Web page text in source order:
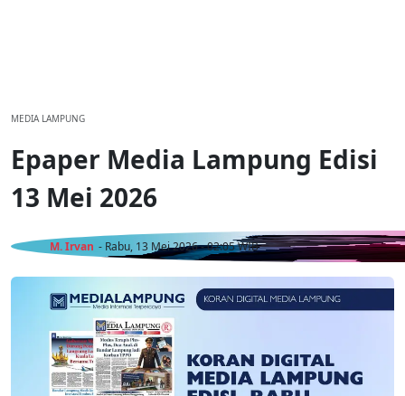
MEDIA LAMPUNG
Epaper Media Lampung Edisi
13 Mei 2026
M. Irvan - Rabu, 13 Mei 2026 - 02:05 WIB